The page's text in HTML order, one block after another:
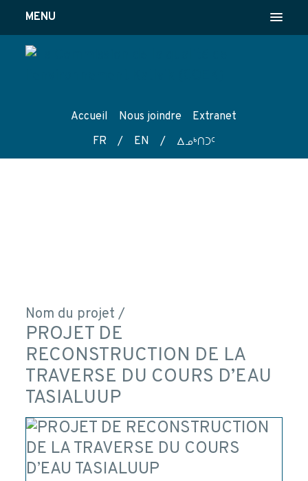
MENU
Accueil Nous joindre
Extranet
FR
/ EN / wk4tg5
Nom du projet /
PROJET DE
RECONSTRUCTION DE LA
TRAVERSE DU COURS D’EAU
TASIALUUP